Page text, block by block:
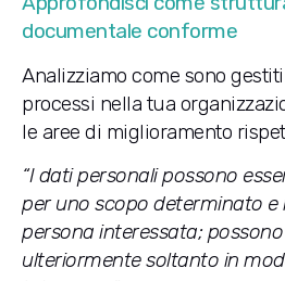
documentale conforme
Analizziamo come sono
processi nella tua
le aree di miglioramento
“I dati personali possono
per uno scopo determinato e
persona interessata;
ulteriormente soltanto in